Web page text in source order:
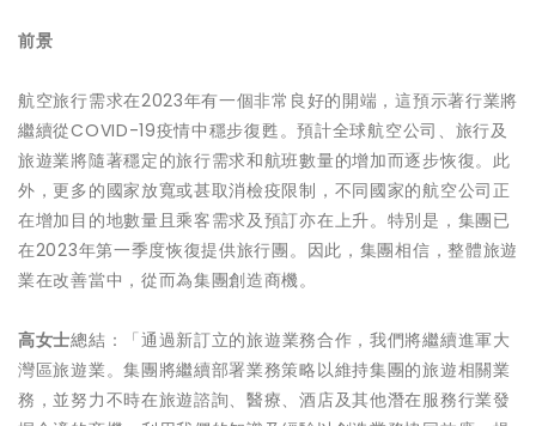
前景
航空旅行需求在2023年有一個非常良好的開端，這預示著行業將
繼續從COVID-19疫情中穩步復甦。預計全球航空公司、旅行及
旅遊業將隨著穩定的旅行需求和航班數量的增加而逐步恢復。此
外，更多的國家放寬或甚取消檢疫限制，不同國家的航空公司正
在增加目的地數量且乘客需求及預訂亦在上升。特別是，集團已
在2023年第一季度恢復提供旅行團。因此，集團相信，整體旅遊
業在改善當中，從而為集團創造商機。
高女士總結：「通過新訂立的旅遊業務合作，我們將繼續進軍大
灣區旅遊業。集團將繼續部署業務策略以維持集團的旅遊相關業
務，並努力不時在旅遊諮詢、醫療、酒店及其他潛在服務行業發